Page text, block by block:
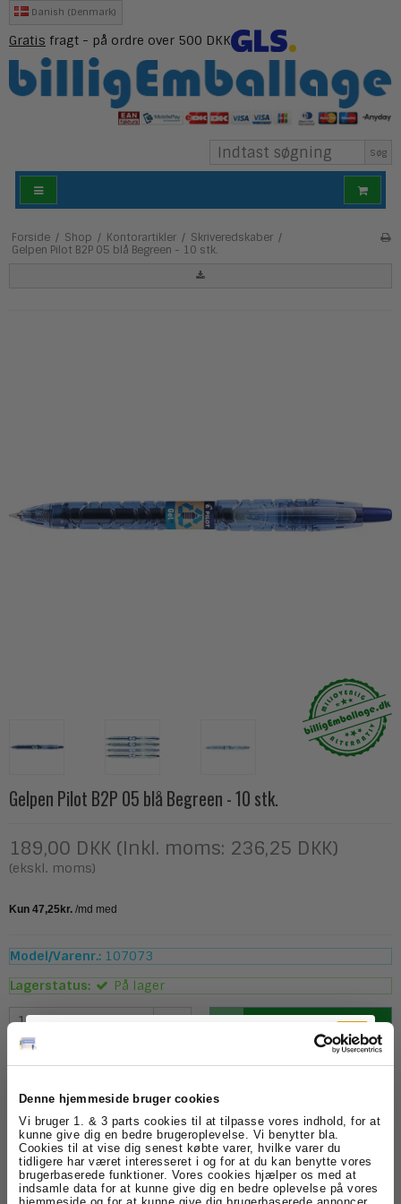
Denne hjemmeside bruger cookies
Vi bruger 1. & 3 parts cookies til at tilpasse vores indhold, for at
kunne give dig en bedre brugeroplevelse. Vi benytter bla.
Cookies til at vise dig senest købte varer, hvilke varer du
tidligere har været interesseret i og for at du kan benytte vores
brugerbaserede funktioner. Vores cookies hjælper os med at
indsamle data for at kunne give dig en bedre oplevelse på vores
Danish (Denmark)
Gratis fragt - på ordre over 500 DKK
Søg
Forside / Shop / Kontorartikler / Skriveredskaber /
Gelpen Pilot B2P 05 blå Begreen - 10 stk.
Gelpen Pilot B2P 05 blå Begreen - 10 stk.
189,00 DKK (Inkl. moms: 236,25 DKK)
(ekskl. moms)
Model/Varenr.: 107073
Lagerstatus:
På lager
Kuglepen Pilot Bottle-2-Pen - BLÅ - fra BeGreen serien.
Denne kuglepen er fremstillet med 0,5mm kuglespids &
stregbredde på 0,39m i flot blå skrivefarve.
Baggrunden: År efter år ender der desværre mange
millioner plastflasker på lossepladsen og andre
Tilmeld dig
nyhedsbrevet
Få skarpe tilbud, nyheder og eksklusive